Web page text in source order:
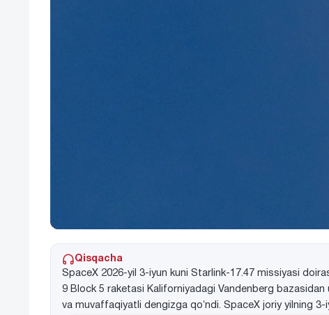
Qisqacha
SpaceX 2026-yil 3-iyun kuni Starlink-17.47 missiyasi
9 Block 5 raketasi Kaliforniyadagi Vandenberg
va muvaffaqiyatli dengizga qoʻndi. SpaceX joriy yilning